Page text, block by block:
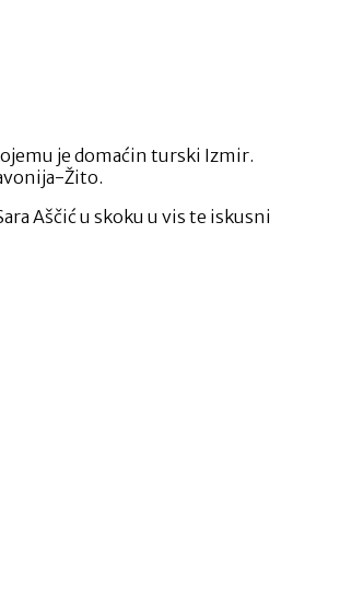
je domaćin turski Izmir.
Žito.
Aščić u skoku u vis te iskusni